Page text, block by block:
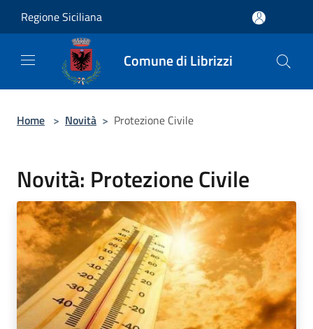
Regione Siciliana
Comune di Librizzi
Home > Novità > Protezione Civile
Novità: Protezione Civile